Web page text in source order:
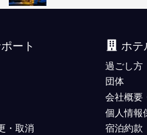
ート
・取消
ホテ
過ごし方
団体
会社概要
個人情報
宿泊約款